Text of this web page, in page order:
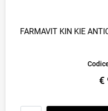
FARMAVIT KIN KIE
€